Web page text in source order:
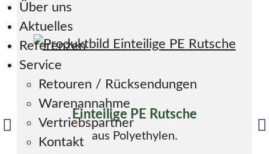
Über uns
Aktuelles
Referenzen
Service
Retouren / Rücksendungen
Warenannahme
Vertriebspartner
Kontakt
Einteilige PE Rutsche
aus Polyethylen.